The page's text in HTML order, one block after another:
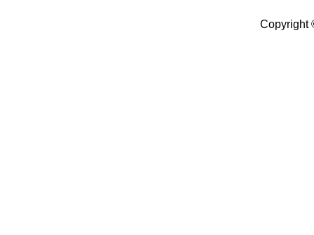
Copyright